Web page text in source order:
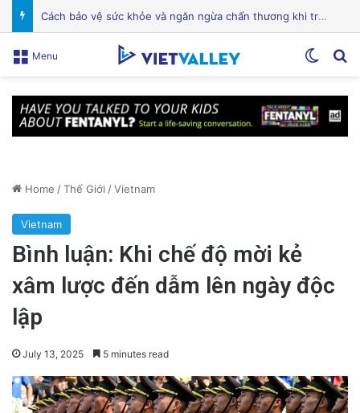
Điện Ảnh Bùng Nổ Cảm Xúc: Tại Sao Hollywood Đang Đón Nhận Tình Dục Một Cách Mạnh Mẽ?
Menu
Home /Thế Giới /Vietnam
Vietnam
Bình luận: Khi chế độ mời kẻ
xâm lược đến dẫm lên ngày độc
lập
July 13, 2025 5 minutes read